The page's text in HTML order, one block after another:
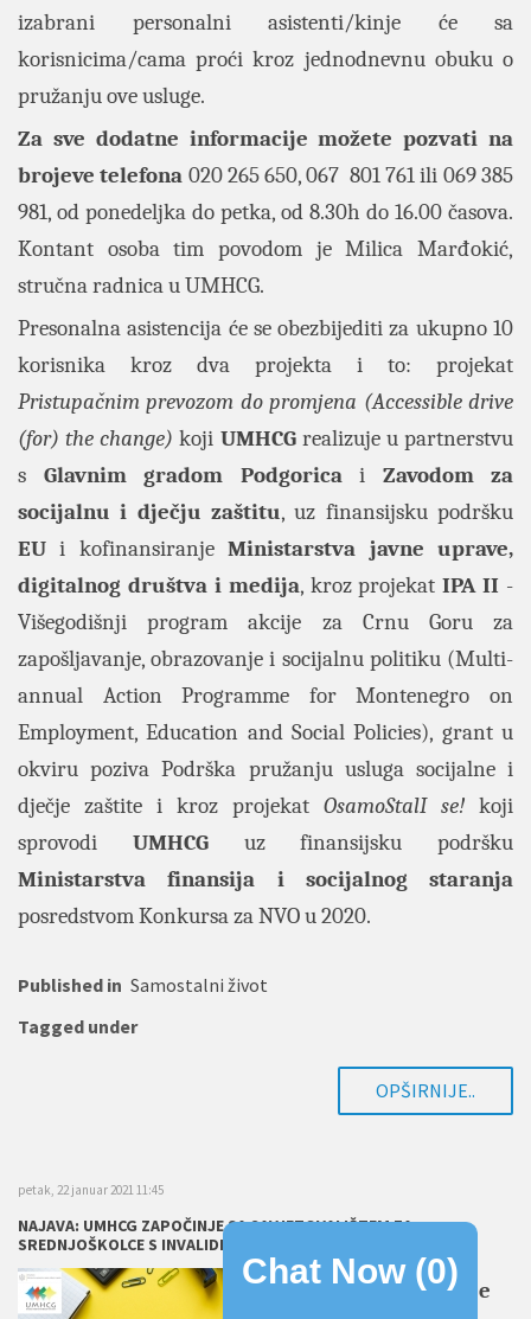
izabrani personalni asistenti/kinje će sa
korisnicima/cama proći kroz jednodnevnu obuku o
pružanju ove usluge.
Za sve dodatne informacije možete pozvati na
brojeve telefona 020 265 650, 067 801 761 ili 069 385
981, od ponedeljka do petka, od 8.30h do 16.00 časova.
Kontant osoba tim povodom je Milica Marđokić,
stručna radnica u UMHCG.
Presonalna asistencija će se obezbijediti za ukupno 10
korisnika kroz dva projekta i to: projekat
Pristupačnim prevozom do promjena (Accessible drive
(for) the change)koji UMHCGrealizuje u partnerstvu
s Glavnim gradom Podgoricai Zavodom za
socijalnu i dječju zaštitu, uz finansijsku podršku
EU i kofinansiranjeMinistarstva javne uprave,
digitalnog društva i medija, kroz projekatIPA II -
Višegodišnji program akcije za Crnu Goru za
zapošljavanje, obrazovanje i socijalnu politiku (Multi-
annual Action Programme for Montenegro on
Employment, Education and Social Policies), grant u
okviru poziva Podrška pružanju usluga socijalne i
dječje zaštite i kroz projekat OsamoStalI se! koji
sprovodi UMHCGuz finansijsku podršku
Ministarstva finansija i socijalnog staranja
posredstvom Konkursa za NVO u 2020.
Published in Samostalni život
Tagged under
OPŠIRNIJE..
petak, 22 januar 2021 11:45
NAJAVA: UMHCG ZAPOČINJE SA SAVJETOVALIŠTEM ZA
SREDNJOŠKOLCE S INVALIDITETOM
Udruženje
Chat Now (0)